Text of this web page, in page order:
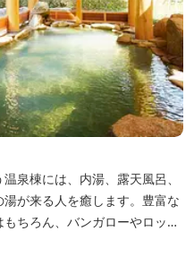
泉棟には、内湯、露天風呂、
が来る人を癒します。豊富な
ちろん、バンガローやロッジ
泊しながらゆったりと温泉を